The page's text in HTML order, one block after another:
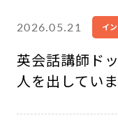
2026.05.21 イ
英会話講師ド
人を出してい